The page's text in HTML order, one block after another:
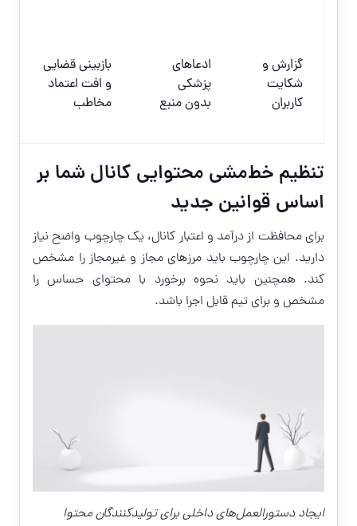
گزارش و
شکایت
کاربران
ادعاهای
پزشکی
بدون منبع
بازبینی قضایی
و افت اعتماد
مخاطب
تنظیم خط‌مشی محتوایی کانال شما بر
اساس قوانین جدید
برای محافظت از درآمد و اعتبار کانال، یک چارچوب واضح نیاز
دارید. این چارچوب باید مرزهای مجاز و غیرمجاز را مشخص
کند. همچنین باید نحوه برخورد با محتوای حساس را
مشخص و برای تیم قابل اجرا باشد.
ایجاد دستورالعمل‌های داخلی برای تولیدکنندگان محتوا